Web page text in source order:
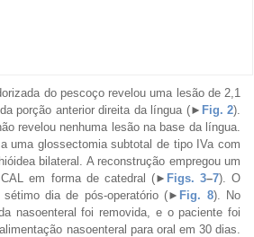
do pescoço revelou uma lesão de 2,1
porção anterior direita da língua (► Fig. 2).
revelou nenhuma lesão na base da língua.
uma glossectomia subtotal de tipo IVa com
bilateral. A reconstrução empregou um
em forma de catedral (► Figs. 3–7). O
dia de pós-operatório (► Fig. 8). No
nasoenteral foi removida, e o paciente foi
nasoenteral para oral em 30 dias.